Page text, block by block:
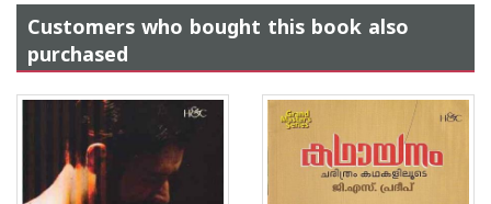
Customers who bought this book also
purchased